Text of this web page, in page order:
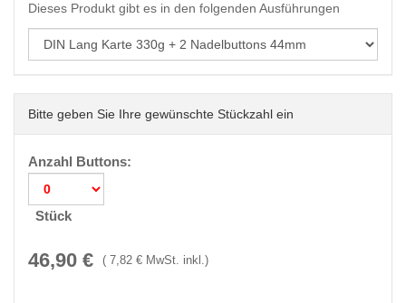
Dieses Produkt gibt es in den folgenden Ausführungen
Bitte geben Sie Ihre gewünschte Stückzahl ein
Anzahl Buttons:
Stück
46,90 € ( 7,82 € MwSt. inkl.)